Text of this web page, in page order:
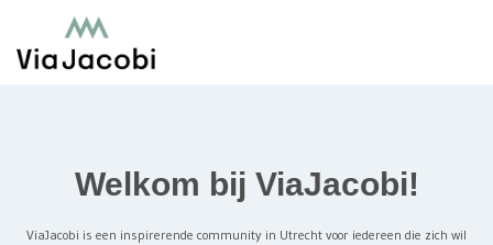
Welkom bij ViaJacobi!
ViaJacobi is een inspirerende community in Utrecht voor iedereen die zich wil